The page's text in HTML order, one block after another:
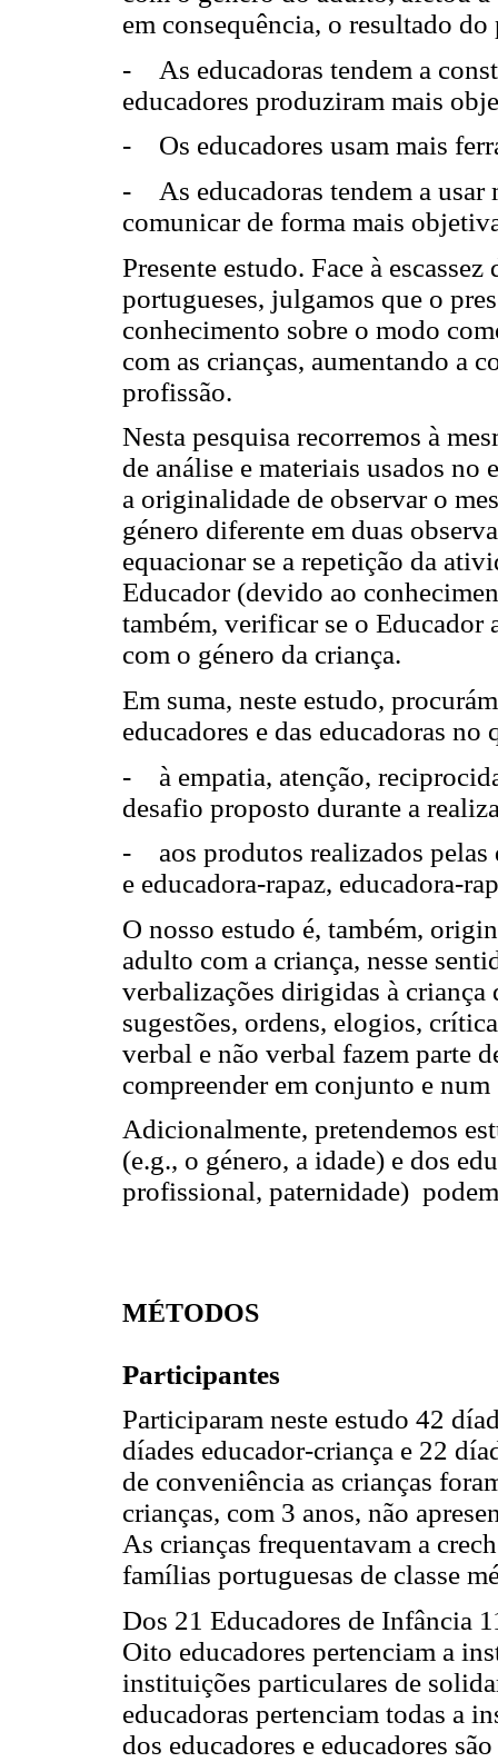
em consequência, o resultado
- As educadoras tendem a
educadores produziram mais
- Os educadores usam mais
- As educadoras tendem a usar
comunicar de forma mais
Presente estudo. Face à
portugueses, julgamos que o
conhecimento sobre o modo
com as crianças, aumentando a
profissão.
Nesta pesquisa recorremos à
de análise e materiais usados no
a originalidade de observar o
género diferente em duas
equacionar se a repetição da
Educador (devido ao
também, verificar se o Educador
com o género da criança.
Em suma, neste estudo,
educadores e das educadoras no
- à empatia, atenção,
desafio proposto durante a
- aos produtos realizados pelas
e educadora-rapaz, educadora-
O nosso estudo é, também,
adulto com a criança, nesse
verbalizações dirigidas à criança
sugestões, ordens, elogios,
verbal e não verbal fazem parte
compreender em conjunto e
Adicionalmente, pretendemos
(e.g., o género, a idade) e dos
profissional, paternidade)
MÉTODOS
Participantes
Participaram neste estudo 42
díades educador-criança e 22
de conveniência as crianças
crianças, com 3 anos, não
As crianças frequentavam a
famílias portuguesas de classe
Dos 21 Educadores de Infância
Oito educadores pertenciam a
instituições particulares de
educadoras pertenciam todas a
dos educadores e educadores